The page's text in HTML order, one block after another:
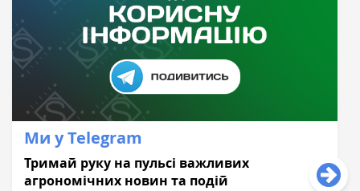
Ми у Telegram
Тримай руку на пульсі важливих
агрономічних новин та подій